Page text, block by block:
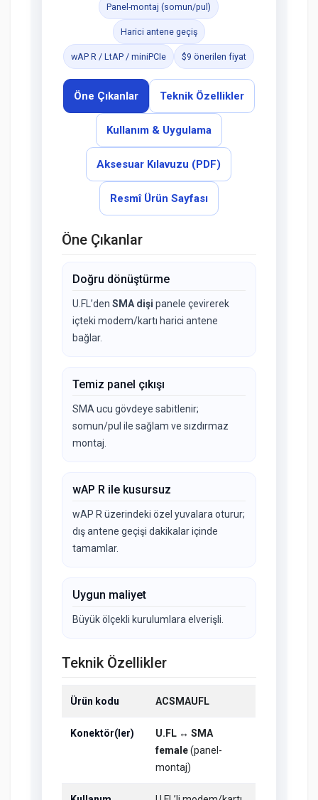
Panel-montaj (somun/pul)
Harici antene geçiş
wAP R / LtAP / miniPCIe $9 önerilen fiyat
Öne Çıkanlar Teknik Özellikler
Kullanım & Uygulama
Aksesuar Kılavuzu (PDF)
Resmî Ürün Sayfası
Öne Çıkanlar
Doğru dönüştürme
U.FL’den SMA dişi panele çevirerek
içteki modem/kartı harici antene
bağlar.
Temiz panel çıkışı
SMA ucu gövdeye sabitlenir;
somun/pul ile sağlam ve sızdırmaz
montaj.
wAP R ile kusursuz
wAP R üzerindeki özel yuvalara oturur;
dış antene geçişi dakikalar içinde
tamamlar.
Uygun maliyet
Büyük ölçekli kurulumlara elverişli.
Teknik Özellikler
Ürün kodu ACSMAUFL
Konektör(ler)
U.FL ↔ SMA
female(panel-
montaj)